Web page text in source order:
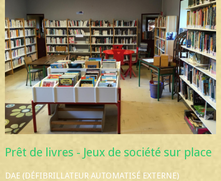
Prêt de livres - Jeux de société sur place
DAE (DÉFIBRILLATEUR AUTOMATISÉ EXTERNE)